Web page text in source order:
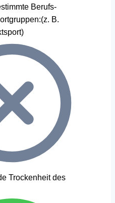
Berufs-
B.
Trockenheit des